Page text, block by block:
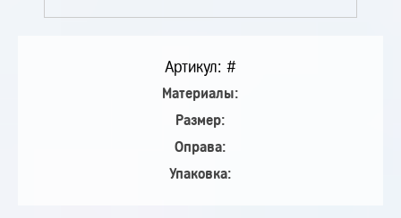
Артикул: #
Материалы:
Размер:
Оправа:
Упаковка: